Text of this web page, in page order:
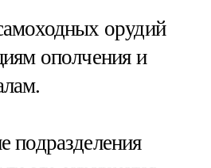
орудий
ополчения и
подразделения